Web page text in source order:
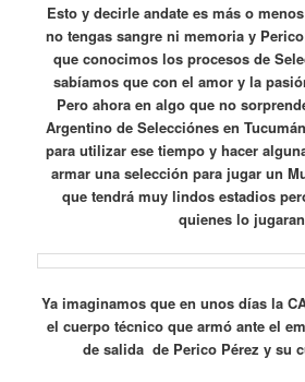
Esto y decirle andate es más o
no tengas sangre ni memoria y
que conocimos los procesos de
sabíamos que con el amor y la
Pero ahora en algo que no
Argentino de Selecciónes en
para utilizar ese tiempo y hacer
armar una selección para jugar un
que tendrá muy lindos estadios
quienes lo
Ya imaginamos que en unos días la
el cuerpo técnico que armó ante el
de salida de Perico Pérez y su